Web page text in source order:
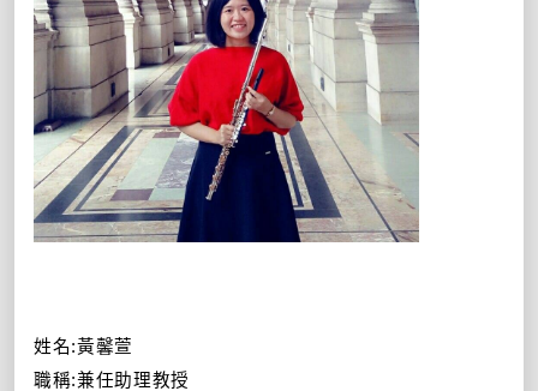
姓名:黃馨萱
職稱:兼任助理教授